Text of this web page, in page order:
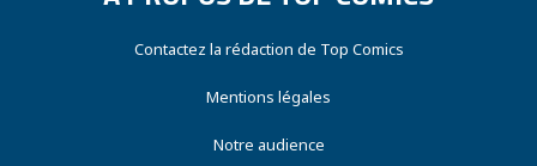
Contactez la rédaction de Top Comics
Mentions légales
Notre audience